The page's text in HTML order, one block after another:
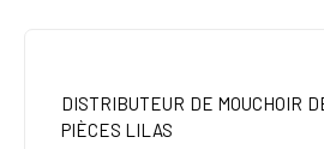
DISTRIBUTEUR DE MOUCHOIR
PIÈCES LILAS